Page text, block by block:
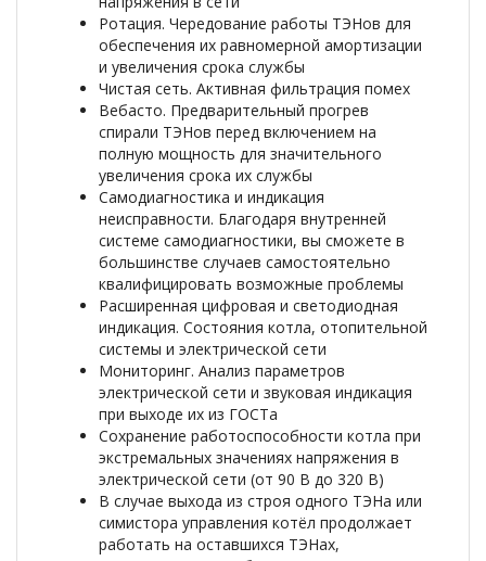
Ротация. Чередование работы ТЭНов для
обеспечения их равномерной амортизации
и увеличения срока службы
Чистая сеть. Активная фильтрация помех
Вебасто. Предварительный прогрев
спирали ТЭНов перед включением на
полную мощность для значительного
увеличения срока их службы
Самодиагностика и индикация
неисправности. Благодаря внутренней
системе самодиагностики, вы сможете в
большинстве случаев самостоятельно
квалифицировать возможные проблемы
Расширенная цифровая и светодиодная
индикация. Состояния котла, отопительной
системы и электрической сети
Мониторинг. Анализ параметров
электрической сети и звуковая индикация
при выходе их из ГОСТа
Сохранение работоспособности котла при
экстремальных значениях напряжения в
электрической сети (от 90 В до 320 В)
В случае выхода из строя одного ТЭНа или
симистора управления котёл продолжает
работать на оставшихся ТЭНах,